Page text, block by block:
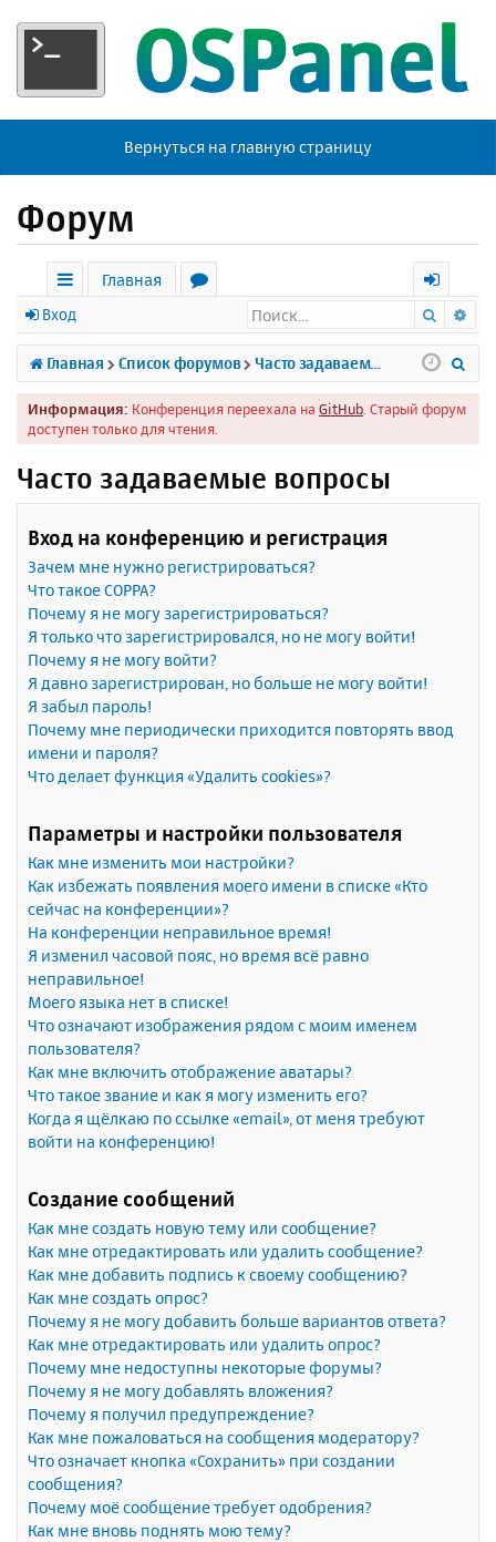
Вернуться на главную страницу
Форум
с
ы
л
к
Главная
р
у
м
х
о
д
Вход Поиск
Главная Список форумов Часто задаваемые вопросы
Информация: Конференция переехала на GitHub . Старый форум
доступен только для чтения.
Часто задаваемые вопросы
Вход на конференцию и регистрация
Зачем мне нужно регистрироваться?
Что такое COPPA?
Почему я не могу зарегистрироваться?
Я только что зарегистрировался, но не могу войти!
Почему я не могу войти?
Я давно зарегистрирован, но больше не могу войти!
Я забыл пароль!
Почему мне периодически приходится повторять ввод
имени и пароля?
Что делает функция «Удалить cookies»?
Параметры и настройки пользователя
Как мне изменить мои настройки?
Как избежать появления моего имени в списке «Кто
сейчас на конференции»?
На конференции неправильное время!
Я изменил часовой пояс, но время всё равно
неправильное!
Моего языка нет в списке!
Что означают изображения рядом с моим именем
пользователя?
Как мне включить отображение аватары?
Что такое звание и как я могу изменить его?
Когда я щёлкаю по ссылке «email», от меня требуют
войти на конференцию!
Создание сообщений
Как мне создать новую тему или сообщение?
Как мне отредактировать или удалить сообщение?
Как мне добавить подпись к своему сообщению?
Как мне создать опрос?
Почему я не могу добавить больше вариантов ответа?
Как мне отредактировать или удалить опрос?
Почему мне недоступны некоторые форумы?
Почему я не могу добавлять вложения?
Почему я получил предупреждение?
Как мне пожаловаться на сообщения модератору?
Что означает кнопка «Сохранить» при создании
сообщения?
Почему моё сообщение требует одобрения?
Как мне вновь поднять мою тему?